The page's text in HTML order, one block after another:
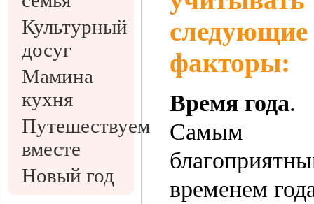
Культурный
досуг
Мамина
кухня
Путешествуем
вместе
Новый год
следующие
факторы:
Время года.
Самым
временем